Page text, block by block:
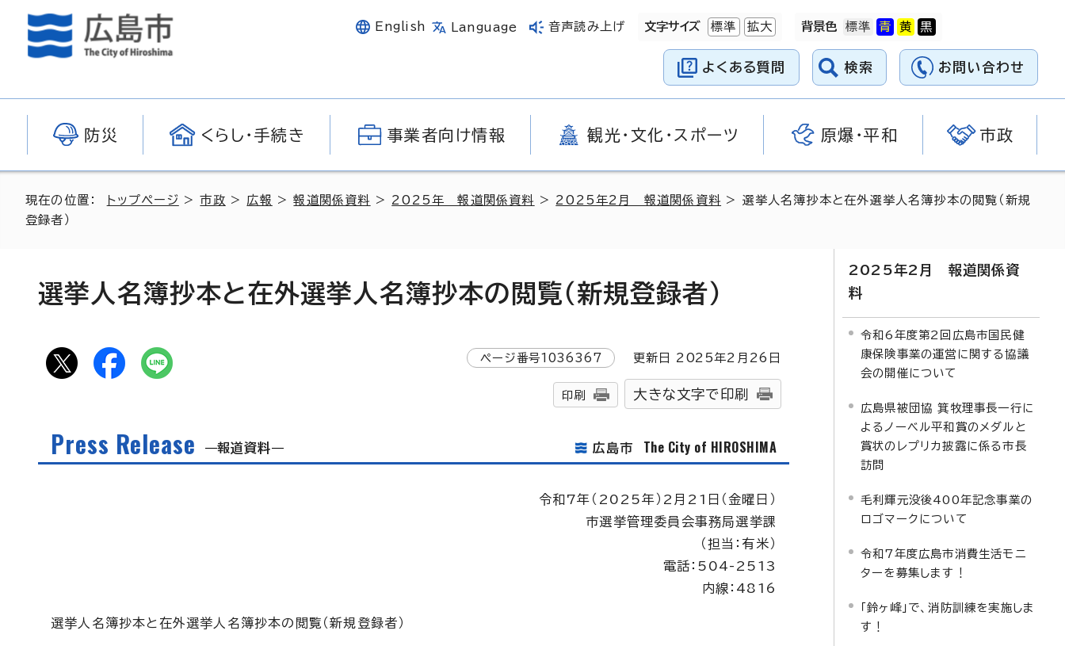
English Language 音声読み上げ 文字サイズ 標準 拡大 背景色
よくある質問 検索 お問い合わせ
防災 くらし・手続き 事業者向け情報 観光・文化・スポーツ 原爆・平和 市政
現在の位置： トップページ >市政 > 広報 >報道関係資料 > 2025年 報道関係資料 > 2025年2月 報道関係資料 > 選挙人名簿抄本と在外選挙人名簿抄本の閲覧（新規
登録者）
選挙人名簿抄本と在外選挙人名簿抄本の閲覧（新規登録者）
ページ番号1036367 更新日 2025年2月 26 日
印刷 大きな文字で印刷
Press Release 報道資料 広島市 The City of HIROSHIMA
令和7年（2025年）2月21日（金曜日）
市選挙管理委員会事務局選挙課
（担当：有米）
電話：504-2513
内線：4816
選挙人名簿抄本と在外選挙人名簿抄本の閲覧（新規登録者）
2025年2月 報道関係資
料
令和6年度第2回広島市国民健
康保険事業の運営に関する協議
会の開催について
広島県被団協 箕牧理事長一行に
よるノーベル平和賞のメダルと
賞状のレプリカ披露に係る市長
訪問
毛利輝元没後400年記念事業の
ロゴマークについて
令和7年度広島市消費生活モニ
ターを募集します！
「鈴ヶ峰」で、消防訓練を実施しま
す！